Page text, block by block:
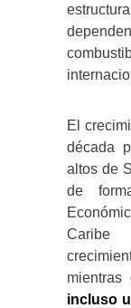
El
década
altos de
de
Caribe
incluso